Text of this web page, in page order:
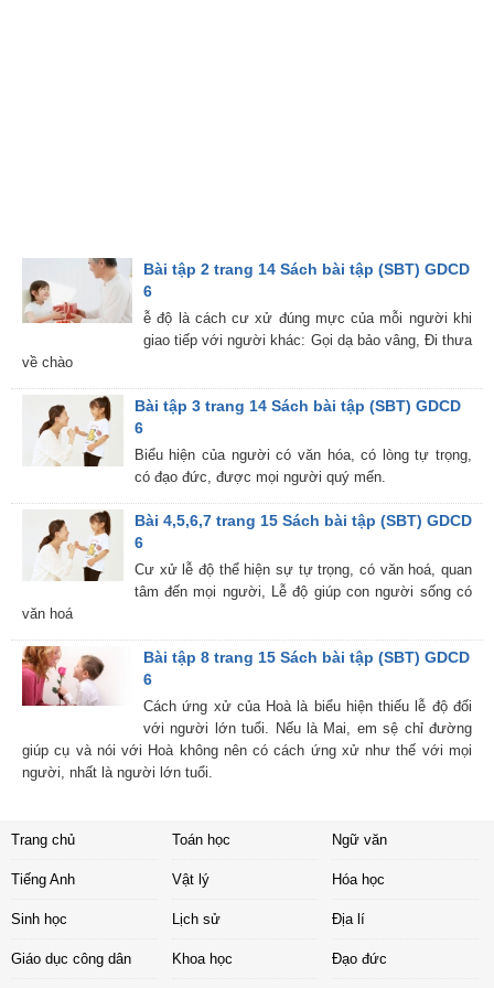
Bài tập 2 trang 14 Sách bài tập (SBT) GDCD
6
ễ độ là cách cư xử đúng mực của mỗi người khi
giao tiếp với người khác: Gọi dạ bảo vâng, Đi thưa
về chào
Bài tập 3 trang 14 Sách bài tập (SBT) GDCD
6
Biểu hiện của người có văn hóa, có lòng tự trọng,
có đạo đức, được mọi người quý mến.
Bài 4,5,6,7 trang 15 Sách bài tập (SBT) GDCD
6
Cư xử lễ độ thể hiện sự tự trọng, có văn hoá, quan
tâm đến mọi người, Lễ độ giúp con người sống có
văn hoá
Bài tập 8 trang 15 Sách bài tập (SBT) GDCD
6
Cách ứng xử của Hoà là biểu hiện thiếu lễ độ đối
với người lớn tuổi. Nếu là Mai, em sệ chỉ đường
giúp cụ và nói với Hoà không nên có cách ứng xử như thế với mọi
người, nhất là người lớn tuổi.
Trang chủ Toán học Ngữ văn
Tiếng Anh Vật lý Hóa học
Sinh học Lịch sử Địa lí
Giáo dục công dân Khoa học Đạo đức